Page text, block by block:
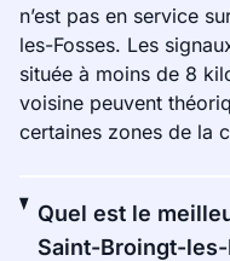
n’est pas en service
les-Fosses. Les
située à moins de 8
voisine peuvent
certaines zones de la
Quel est le
Saint-Broingt-les-